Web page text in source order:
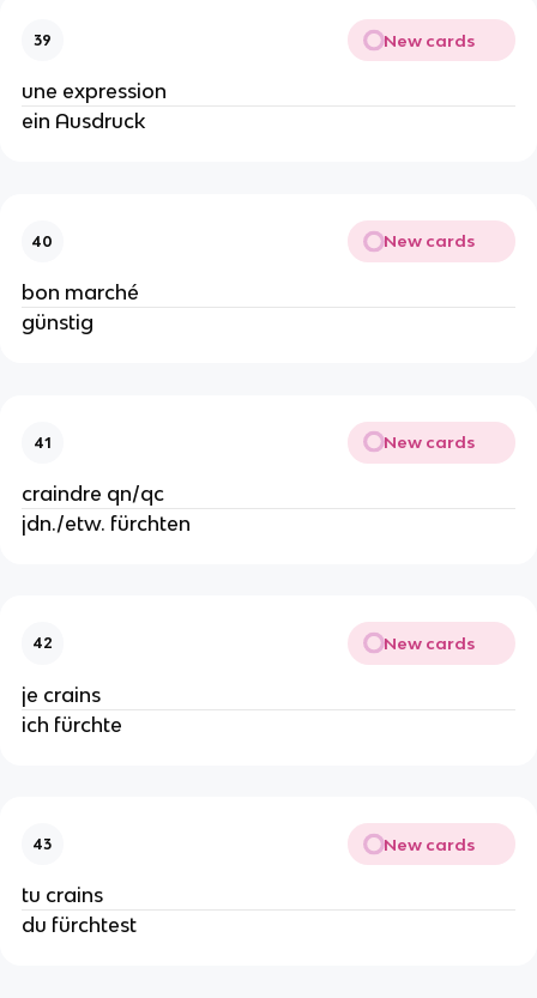
39 New cards
une expression
ein Ausdruck
40 New cards
bon marché
günstig
41 New cards
craindre qn/qc
jdn./etw. fürchten
42 New cards
je crains
ich fürchte
43 New cards
tu crains
du fürchtest